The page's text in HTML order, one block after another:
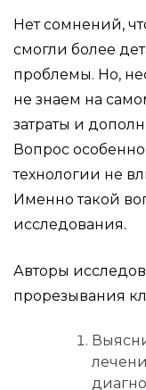
Нет сомнений,
смогли более
проблемы. Но,
не знаем на
затраты и
Вопрос особенно
технологии не
Именно такой
исследования.
Авторы
прорезывания